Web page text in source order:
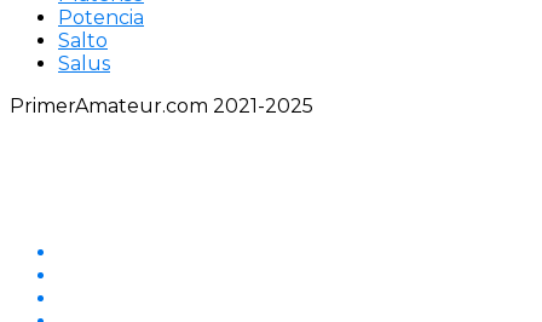
Potencia
Salto
Salus
PrimerAmateur.com 2021-2025